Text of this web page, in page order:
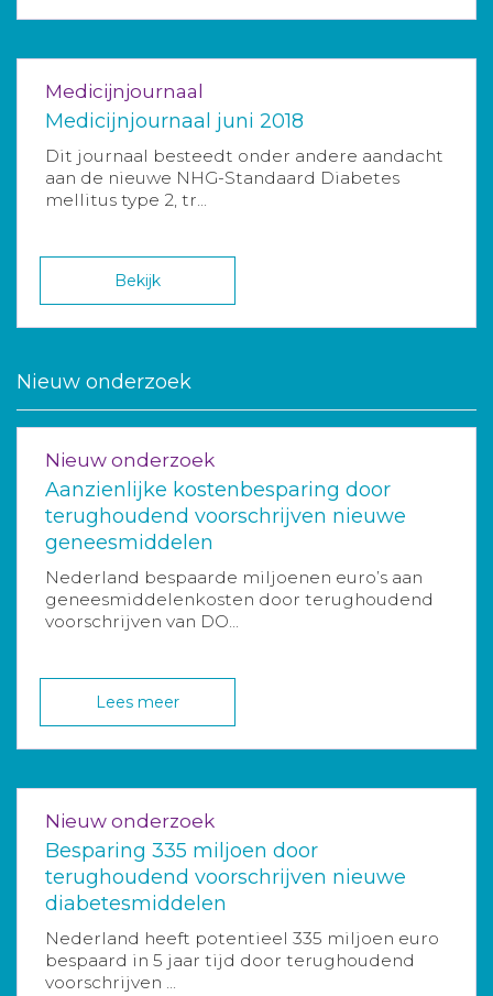
Medicijnjournaal
Medicijnjournaal juni 2018
Dit journaal besteedt onder andere aandacht
aan de nieuwe NHG-Standaard Diabetes
mellitus type 2, tr...
Bekijk
Nieuw onderzoek
Nieuw onderzoek
Aanzienlijke kostenbesparing door
terughoudend voorschrijven nieuwe
geneesmiddelen
Nederland bespaarde miljoenen euro’s aan
geneesmiddelenkosten door terughoudend
voorschrijven van DO...
Lees meer
Nieuw onderzoek
Besparing 335 miljoen door
terughoudend voorschrijven nieuwe
diabetesmiddelen
Nederland heeft potentieel 335 miljoen euro
bespaard in 5 jaar tijd door terughoudend
voorschrijven ...